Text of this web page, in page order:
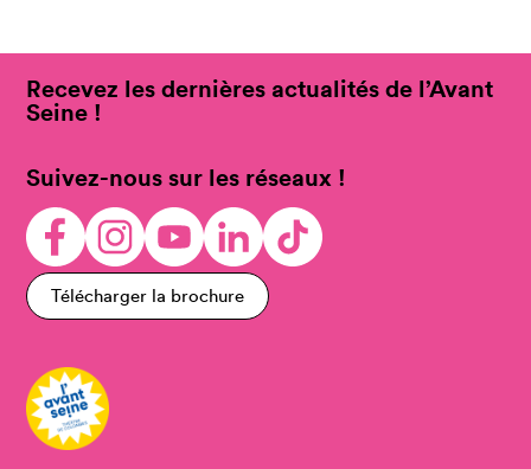
Recevez les dernières actualités de l’Avant
Seine !
Suivez-nous sur les réseaux !
Télécharger la brochure